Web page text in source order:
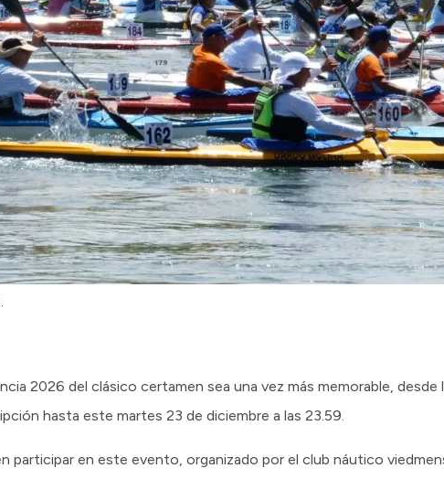
2026 del clásico certamen sea una vez más memorable, desde
hasta este martes 23 de diciembre a las 23.59.
participar en este evento, organizado por el club náutico